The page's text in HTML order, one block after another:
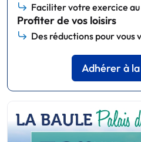
Faciliter votre exercice
Profiter de vos loisirs
Des réductions pour vous
Adhérer à la